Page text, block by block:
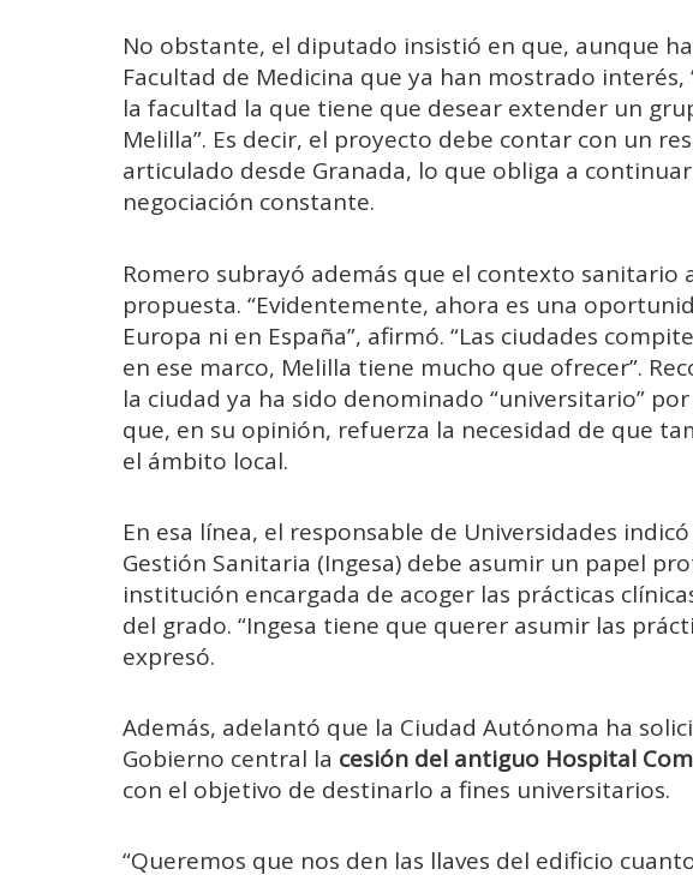
No obstante, el diputado insistió en que, aunque
Facultad de Medicina que ya han mostrado
la facultad la que tiene que desear extender un
Melilla”. Es decir, el proyecto debe contar con un
articulado desde Granada, lo que obliga a
negociación constante.
Romero subrayó además que el contexto sanitario
propuesta. “Evidentemente, ahora es una
Europa ni en España”, afirmó. “Las ciudades
en ese marco, Melilla tiene mucho que ofrecer”.
la ciudad ya ha sido denominado “universitario”
que, en su opinión, refuerza la necesidad de que
el ámbito local.
En esa línea, el responsable de Universidades
Gestión Sanitaria (Ingesa) debe asumir un papel
institución encargada de acoger las prácticas
del grado. “Ingesa tiene que querer asumir las
expresó.
Además, adelantó que la Ciudad Autónoma ha
Gobierno central la cesión del antiguo Hospital
con el objetivo de destinarlo a fines universitarios.
“Queremos que nos den las llaves del edificio